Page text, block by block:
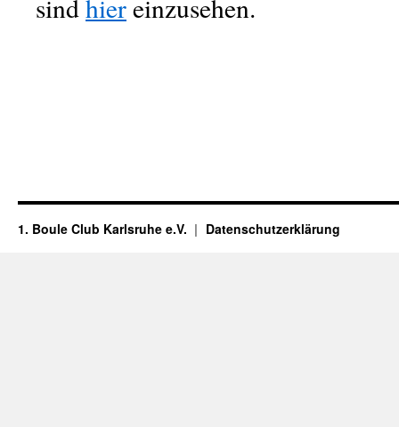
sindhiereinzusehen.
1. Boule Club Karlsruhe e.V. Datenschutzerklärung